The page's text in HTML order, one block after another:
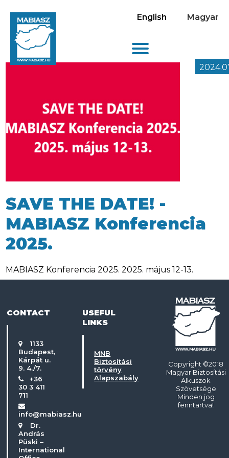
English Magyar
SAVE THE DATE! -
MABIASZ Konferencia
2025.
MABIASZ Konferencia 2025. 2025. május 12-13.
CONTACT
1133
Budapest,
Kárpát u.
9. 4./7.
+36
30 3 411
711
info@mabiasz.hu
Dr.
András
Püski –
International
USEFUL
LINKS
MNB
Biztosítási
törvény
Alapszabály
Copyright ©2018
Magyar Biztosítási
Alkuszok
Szövetsége
Minden jog
fenntartva!